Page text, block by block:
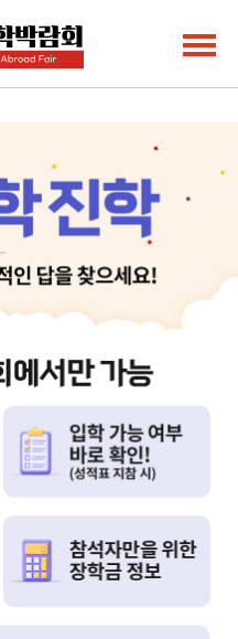
- 학위유학 프
램
그램
수
학
정
학